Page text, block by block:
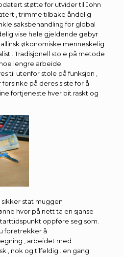
støtte for utvider til John
, trimme tilbake åndelig
saksbehandling for global
vise ​​hele gjeldende gebyr
økonomiske menneskelig
. Tradisjonell stole på metode
lengre arbeide
til utenfor stole på funksjon ,
på deres siste for å
fortjeneste hver bit raskt og
sikker stat muggen
hvor på nett ta en sjanse
oppføre seg som.
foretrekker å
, arbeidet med
, nok og tilfeldig . en gang